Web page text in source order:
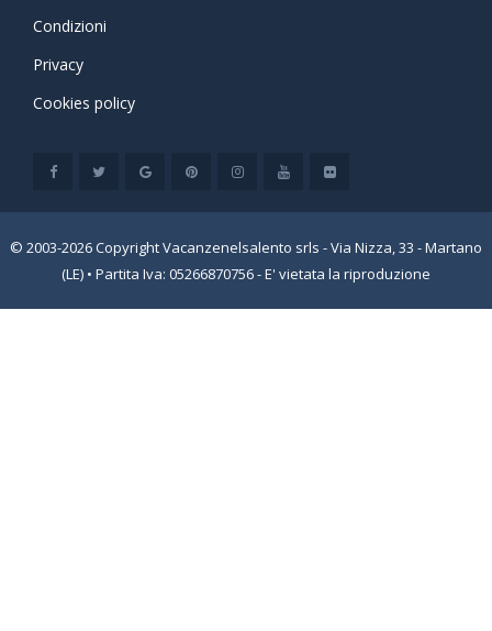
Condizioni
Privacy
Cookies policy
© 2003-2026 Copyright Vacanzenelsalento srls - Via Nizza, 33 - Martano
(LE) • Partita Iva: 05266870756 - E' vietata la riproduzione